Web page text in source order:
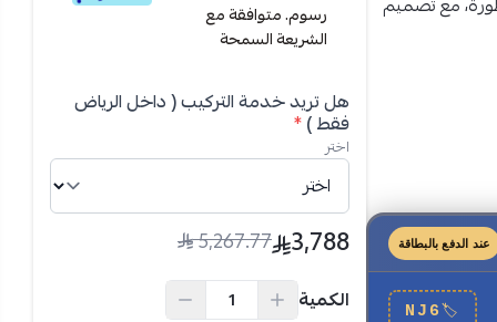
عند الدفع بالبطاقة
🏷
NJ6
رسوم. متوافقة مع
الشريعة السمحة
هل تريد خدمة التركيب ( داخل الرياض
فقط )*
اختر
3,788
5,267.77
الكمية